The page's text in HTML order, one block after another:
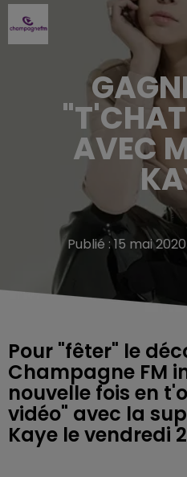
AVEC
Publié : 15 mai
Pour "fêter" le
Champagne FM
nouvelle fois en
vidéo" avec la
Kaye le vendredi